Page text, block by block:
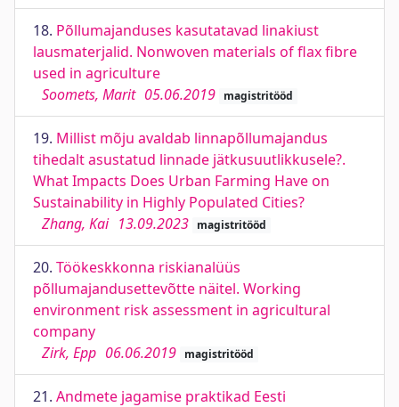
18. Põllumajanduses kasutatavad linakiust
lausmaterjalid. Nonwoven materials of flax fibre
used in agriculture
Soomets, Marit 05.06.2019 magistritööd
19. Millist mõju avaldab linnapõllumajandus
tihedalt asustatud linnade jätkusuutlikkusele?.
What Impacts Does Urban Farming Have on
Sustainability in Highly Populated Cities?
Zhang, Kai 13.09.2023 magistritööd
20. Töökeskkonna riskianalüüs
põllumajandusettevõtte näitel. Working
environment risk assessment in agricultural
company
Zirk, Epp 06.06.2019 magistritööd
21. Andmete jagamise praktikad Eesti